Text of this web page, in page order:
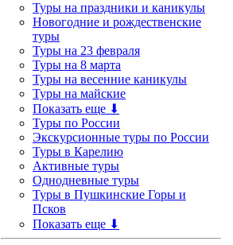
Туры на праздники и каникулы
Новогодние и рождественские
туры
Туры на 23 февраля
Туры на 8 марта
Туры на весенние каникулы
Туры на майские
Показать еще ⬇
Туры по России
Экскурсионные туры по России
Туры в Карелию
Активные туры
Однодневные туры
Туры в Пушкинские Горы и
Псков
Показать еще ⬇